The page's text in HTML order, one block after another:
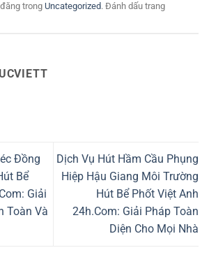
trong Uncategorized. Đánh dấu trang
Đồng
Bể
Giải
Toàn Và
Dịch Vụ Hút Hầm Cầu Phụng
Hiệp Hậu Giang Môi Trường
Hút Bể Phốt Việt Anh
24h.Com: Giải Pháp Toàn
Diện Cho Mọi Nhà